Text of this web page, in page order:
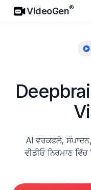
VideoGen
VideoGen®
AI ਵਰਕਫਲੋ,
ਵੀਡੀਓ ਨਿਰਮਾਣ